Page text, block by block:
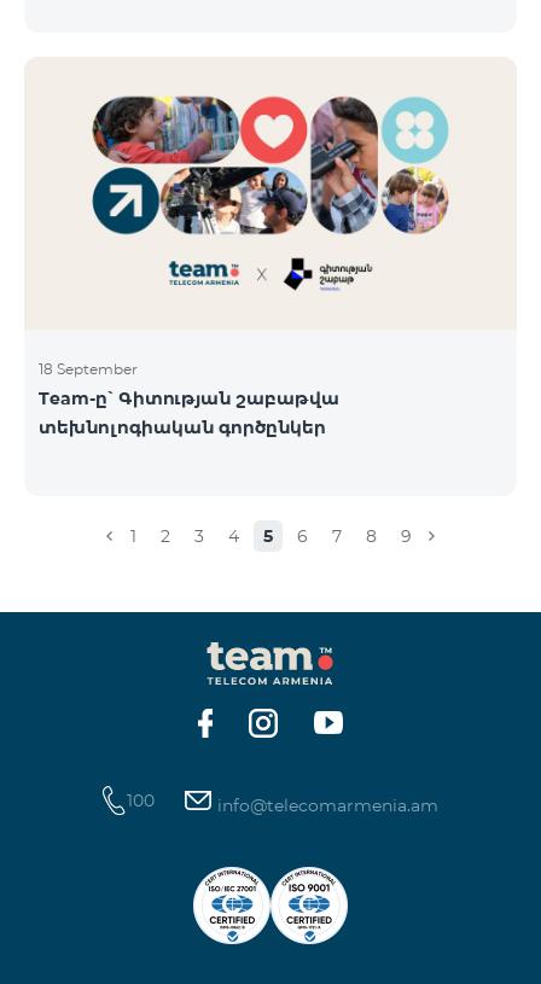
մեկ հպումով ու անսպառ ինտերնետով Smart
Place-ի Aqara սարքավորումներով։ ԿՈՍՄՈ
ծառայությունների փաթեթների գործող բոլոր
բաժանորդները ունեն հնարավորություն ձեռք
բերելու Aqara ապրանքանիշի խելացի
սարքավորումները հատուկ պայմաններով։
Սարքավորումները հասանելի են HomPlex-ի team
18 September
Team-ը՝ Գիտության շաբաթվա
տեխնոլոգիական գործընկեր
1 2 3 4 5 6 7 8 9
100 info@telecomarmenia.am